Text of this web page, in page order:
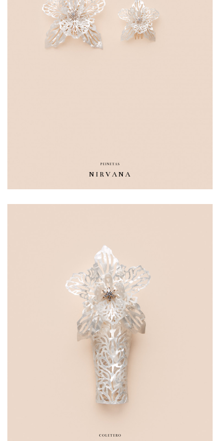
PEINETAS
NIRVANA
COLETERO